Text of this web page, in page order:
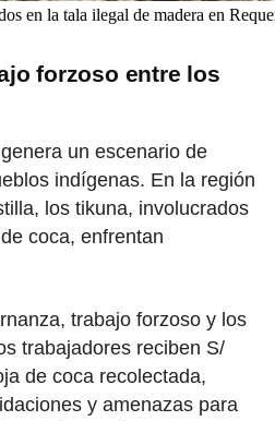
en la tala ilegal de madera en
forzoso entre los
un escenario de
indígenas. En la región
los tikuna, involucrados
coca, enfrentan
trabajo forzoso y los
trabajadores reciben S/
de coca recolectada,
y amenazas para